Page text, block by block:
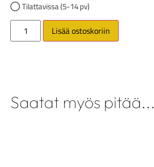
Tilattavissa (5-14 pv)
Lisää ostoskoriin
Saatat myös pitää...